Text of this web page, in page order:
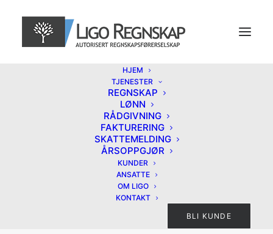
HJEM
TJENESTER
REGNSKAP
LØNN
RÅDGIVNING
FAKTURERING
SKATTEMELDING
ÅRSOPPGJØR
KUNDER
ANSATTE
OM LIGO
KONTAKT
BLI KUNDE